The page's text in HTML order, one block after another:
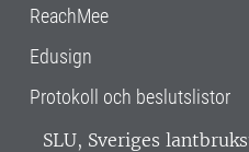
ReachMee
Edusign
Protokoll och beslutslistor
SLU, Sveriges